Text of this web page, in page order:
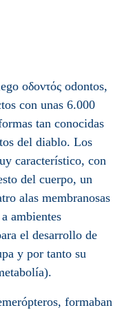
οδοντός odontos,
con unas 6.000
tan conocidas
del diablo. Los
característico, con
del cuerpo, un
alas membranosas
ambientes
el desarrollo de
y por tanto su
formaban